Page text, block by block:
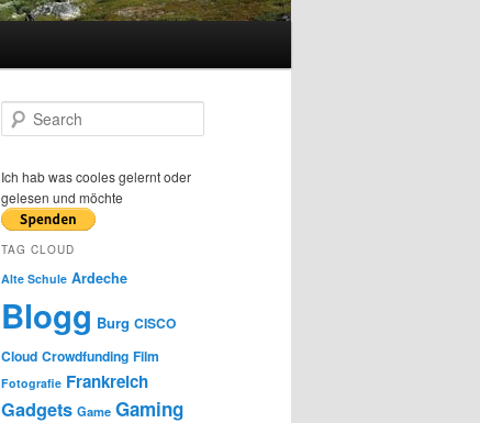
e
r
c
h
Ich hab was cooles gelernt oder
gelesen und möchte
TAG CLOUD
Alte Schule Ardeche
Blogg Burg CISCO
Cloud Crowdfunding Film
Fotografie Frankreich
Gadgets Game Gaming